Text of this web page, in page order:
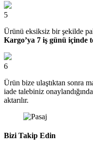
5
Ürünü eksiksiz bir şekilde
Kargo’ya 7 iş günü içinde
6
Ürün bize ulaştıktan sonra
iade talebiniz
aktarılır.
Bizi Takip Edin